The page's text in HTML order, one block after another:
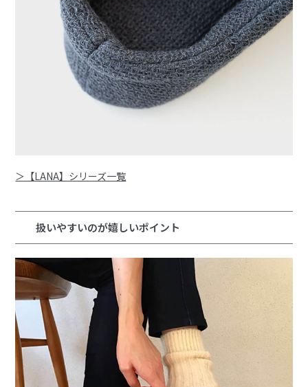
＞【LANA】シリーズ一覧
扱いやすいのが嬉しいポイント